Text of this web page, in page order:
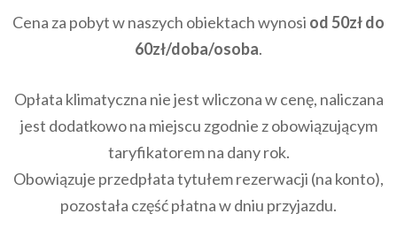
Cena za pobyt w naszych obiektach wynosi od 50zł do
60zł/doba/osoba.
Opłata klimatyczna nie jest wliczona w cenę, naliczana
jest dodatkowo na miejscu zgodnie z obowiązującym
taryfikatorem na dany rok.
Obowiązuje przedpłata tytułem rezerwacji (na konto),
pozostała część płatna w dniu przyjazdu.